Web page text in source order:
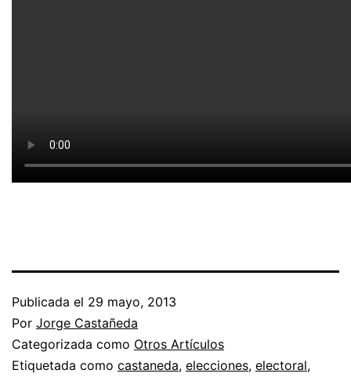
Publicada el 29 mayo, 2013
Por Jorge Castañeda
Categorizada como Otros Artículos
Etiquetada como castaneda, elecciones, electoral,